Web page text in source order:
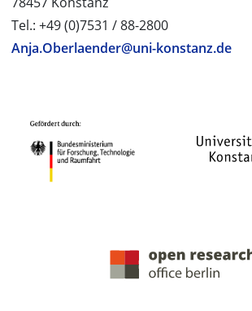
Tel.: +49 (0)7531 / 88-2800
Anja.Oberlaender@uni-konstanz.de